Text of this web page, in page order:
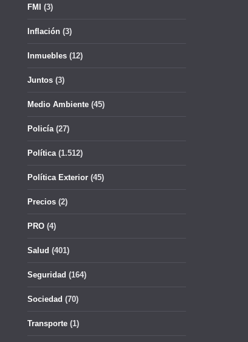
FMI (3)
Inflación (3)
Inmuebles (12)
Juntos (3)
Medio Ambiente (45)
Policía(27)
Política(1.512)
Política Exterior (45)
Precios (2)
PRO (4)
Salud (401)
Seguridad (164)
Sociedad (70)
Transporte (1)